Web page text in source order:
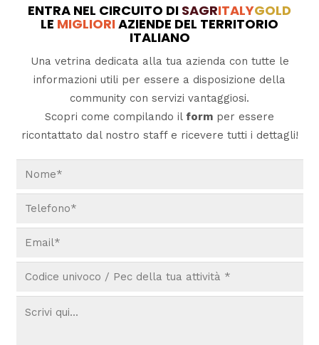
ENTRA NEL CIRCUITO DI SAGRITALYGOLD
LE MIGLIORIAZIENDE DEL TERRITORIO
ITALIANO
Una vetrina dedicata alla tua azienda con tutte le
informazioni utili per essere a disposizione della
community con servizi vantaggiosi.
Scopri come compilando il form per essere
ricontattato dal nostro staff e ricevere tutti i dettagli!